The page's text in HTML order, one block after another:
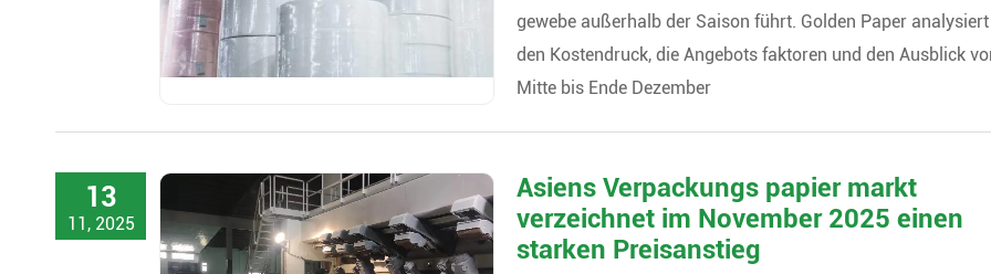
gewebe außerhalb der Saison führt. Golden Paper analysiert
den Kostendruck, die Angebots faktoren und den Ausblick
Mitte bis Ende Dezember
13
11, 2025
Asiens Verpackungs papier markt
verzeichnet im November 2025 einen
starken Preisanstieg